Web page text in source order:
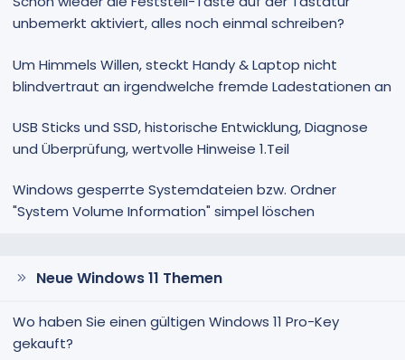
unbemerkt aktiviert, alles noch einmal schreiben?
Um Himmels Willen, steckt Handy & Laptop nicht
blindvertraut an irgendwelche fremde Ladestationen an
USB Sticks und SSD, historische Entwicklung, Diagnose
und Überprüfung, wertvolle Hinweise 1.Teil
Windows gesperrte Systemdateien bzw. Ordner
"System Volume Information" simpel löschen
Neue Windows 11 Themen
Wo haben Sie einen gültigen Windows 11 Pro-Key
gekauft?